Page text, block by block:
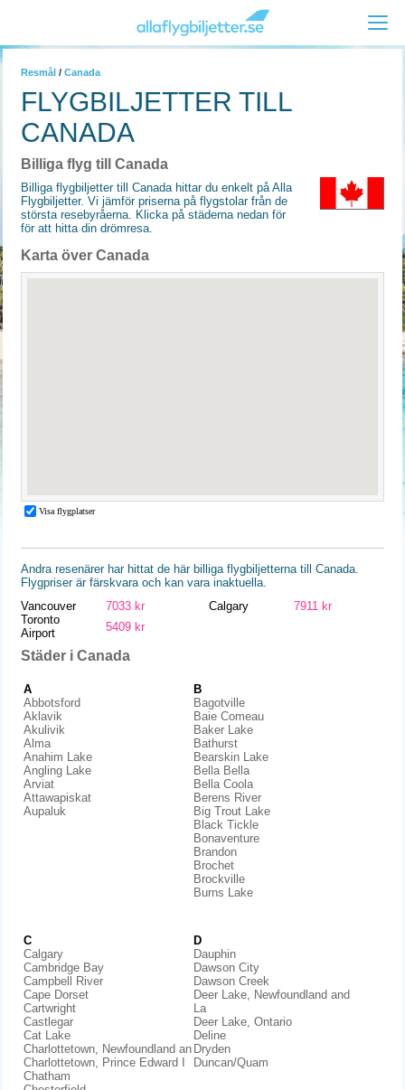
Resmål / Canada
FLYGBILJETTER TILL
CANADA
Billiga flyg till Canada
Billiga flygbiljetter till Canada hittar du enkelt på Alla
Flygbiljetter. Vi jämför priserna på flygstolar från de
största resebyråerna. Klicka på städerna nedan för
för att hitta din drömresa.
Karta över Canada
Andra resenärer har hittat de här billiga flygbiljetterna till Canada.
Flygpriser är färskvara och kan vara inaktuella.
Vancouver
7033 kr
Toronto
Airport
5409 kr
Calgary 7911 kr
Städer i Canada
A
Abbotsford
Aklavik
Akulivik
Alma
Anahim Lake
Angling Lake
Arviat
Attawapiskat
Aupaluk
B
Bagotville
Baie Comeau
Baker Lake
Bathurst
Bearskin Lake
Bella Bella
Bella Coola
Berens River
Big Trout Lake
Black Tickle
Bonaventure
Brandon
Brochet
Brockville
Burns Lake
C
Calgary
Cambridge Bay
Campbell River
Cape Dorset
Cartwright
Castlegar
Cat Lake
Charlottetown, Newfoundland an
Charlottetown, Prince Edward I
Chatham
D
Dauphin
Dawson City
Dawson Creek
Deer Lake, Newfoundland and
La
Deer Lake, Ontario
Deline
Dryden
Duncan/Quam